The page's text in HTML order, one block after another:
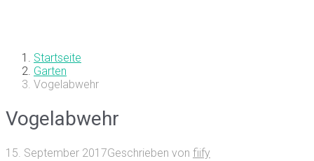
Startseite
Garten
Vogelabwehr
Vogelabwehr
15. September 2017Geschrieben von fiify